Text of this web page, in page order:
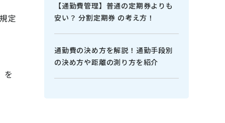
定
を
【通勤費管理】普通の定期券よりも
安い？ 分割定期券 の考え方！
通勤費の決め方を解説！通勤手段別
の決め方や距離の測り方を紹介